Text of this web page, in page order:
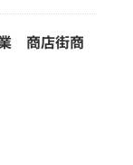
商店街商